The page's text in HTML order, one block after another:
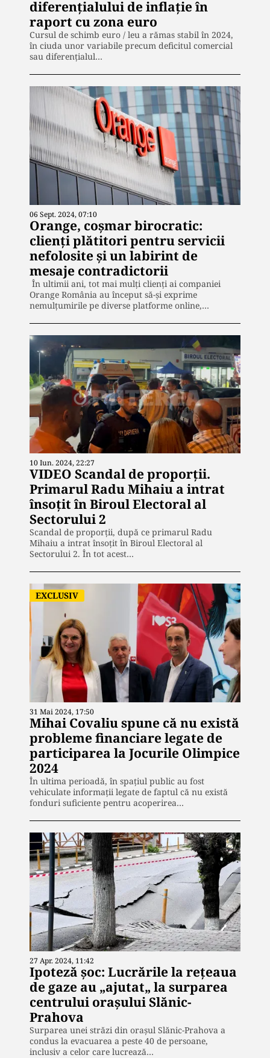
diferenţialului de inflaţie în
raport cu zona euro
Cursul de schimb euro / leu a rămas stabil în 2024,
în ciuda unor variabile precum deficitul comercial
sau diferențialul…
06 Sept. 2024, 07:10
Orange, coșmar birocratic:
clienți plătitori pentru servicii
nefolosite și un labirint de
mesaje contradictorii
În ultimii ani, tot mai mulți clienți ai companiei
Orange România au început să-și exprime
nemulțumirile pe diverse platforme online,…
10 Iun. 2024, 22:27
VIDEO Scandal de proporții.
Primarul Radu Mihaiu a intrat
însoțit în Biroul Electoral al
Sectorului 2
Scandal de proporții, după ce primarul Radu
Mihaiu a intrat însoțit în Biroul Electoral al
Sectorului 2. În tot acest…
EXCLUSIV
31 Mai 2024, 17:50
Mihai Covaliu spune că nu există
probleme financiare legate de
participarea la Jocurile Olimpice
2024
În ultima perioadă, în spațiul public au fost
vehiculate informații legate de faptul că nu există
fonduri suficiente pentru acoperirea…
27 Apr. 2024, 11:42
Ipoteză șoc: Lucrările la rețeaua
de gaze au „ajutat„ la surparea
centrului orașului Slănic-
Prahova
Surparea unei străzi din orașul Slănic-Prahova a
condus la evacuarea a peste 40 de persoane,
inclusiv a celor care lucrează…